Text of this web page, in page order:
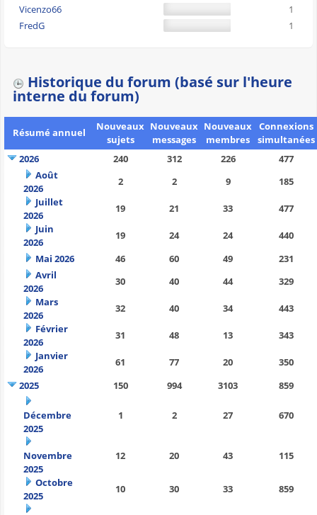
Vicenzo66
1
FredG
1
Historique du forum (basé sur l'heure
interne du forum)
Résumé annuel
Nouveaux
sujets
Nouveaux
messages
Nouveaux
membres
Connexions
simultanées
2026
240 312 226
477
Août
2026
2 2 9
185
Juillet
2026
19 21 33
477
Juin
2026
19 24 24
440
Mai 2026
46 60 49
231
Avril
2026
30 40 44
329
Mars
2026
32 40 34
443
Février
2026
31 48 13
343
Janvier
2026
61 77 20
350
2025
150 994 3103 859
Décembre
2025
1 2 27 670
Novembre
2025
12 20 43 115
Octobre
2025
10 30 33 859